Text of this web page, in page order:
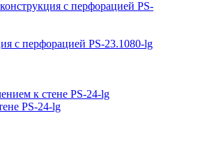
с перфорацией PS-23.1080-lg
PS-24-lg